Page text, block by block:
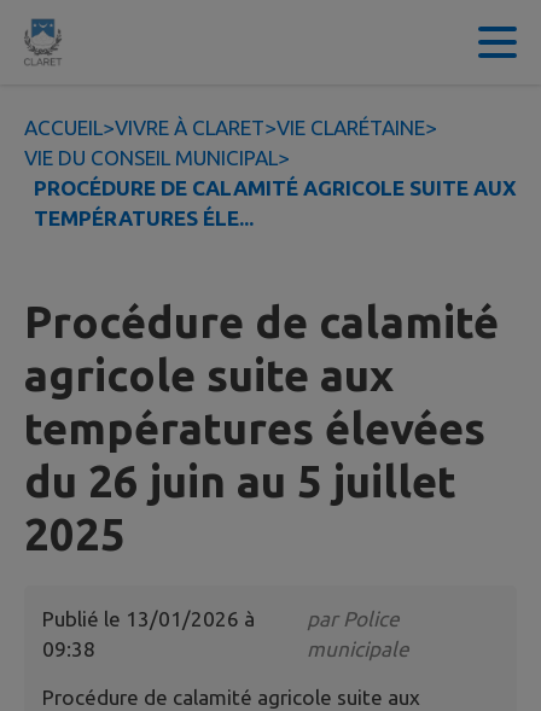
Contenu
ACCUEIL>VIVRE À CLARET>VIE CLARÉTAINE>
VIE DU CONSEIL MUNICIPAL>
PROCÉDURE DE CALAMITÉ AGRICOLE SUITE AUX
TEMPÉRATURES ÉLE...
Procédure de calamité
agricole suite aux
températures élevées
du 26 juin au 5 juillet
2025
Publié le 13/01/2026 à
09:38
par Police
municipale
Procédure de calamité agricole suite aux